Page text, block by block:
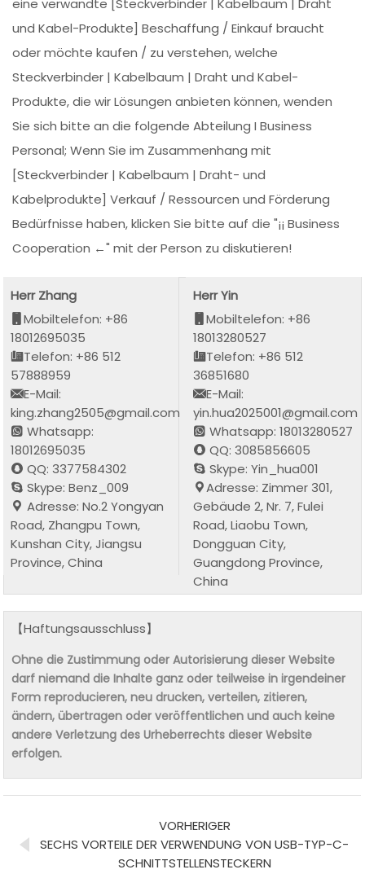
eine verwandte [Steckverbinder | Kabelbaum | Draht
und Kabel-Produkte] Beschaffung / Einkauf braucht
oder möchte kaufen / zu verstehen, welche
Steckverbinder | Kabelbaum | Draht und Kabel-
Produkte, die wir Lösungen anbieten können, wenden
Sie sich bitte an die folgende Abteilung I Business
Personal; Wenn Sie im Zusammenhang mit
[Steckverbinder | Kabelbaum | Draht- und
Kabelprodukte] Verkauf / Ressourcen und Förderung
Bedürfnisse haben, klicken Sie bitte auf die "¡¡ Business
Cooperation ←" mit der Person zu diskutieren!
Herr Zhang
Mobiltelefon: +86
18012695035
Telefon: +86 512
57888959
E-Mail:
king.zhang2505@gmail.com
Whatsapp:
18012695035
QQ: 3377584302
Skype: Benz_009
Adresse: No.2 Yongyan
Road, Zhangpu Town,
Kunshan City, Jiangsu
Province, China
Herr Yin
Mobiltelefon: +86
18013280527
Telefon: +86 512
36851680
E-Mail:
yin.hua2025001@gmail.com
Whatsapp: 18013280527
QQ: 3085856605
Skype: Yin_hua001
Adresse: Zimmer 301,
Gebäude 2, Nr. 7, Fulei
Road, Liaobu Town,
Dongguan City,
Guangdong Province,
China
【Haftungsausschluss】
Ohne die Zustimmung oder Autorisierung dieser Website
darf niemand die Inhalte ganz oder teilweise in irgendeiner
Form reproducieren, neu drucken, verteilen, zitieren,
ändern, übertragen oder veröffentlichen und auch keine
andere Verletzung des Urheberrechts dieser Website
erfolgen.
VORHERIGER
SECHS VORTEILE DER VERWENDUNG VON USB-TYP-C-
SCHNITTSTELLENSTECKERN